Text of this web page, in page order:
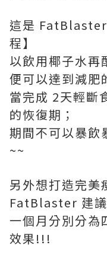
這是
程】
以飲用椰子水再
便可以達到減肥
當完成 2天輕斷
的恢復期；
期間不可以暴飲
~~
另外想打造完美
FatBlaster 建議
一個月分別分為
效果!!!